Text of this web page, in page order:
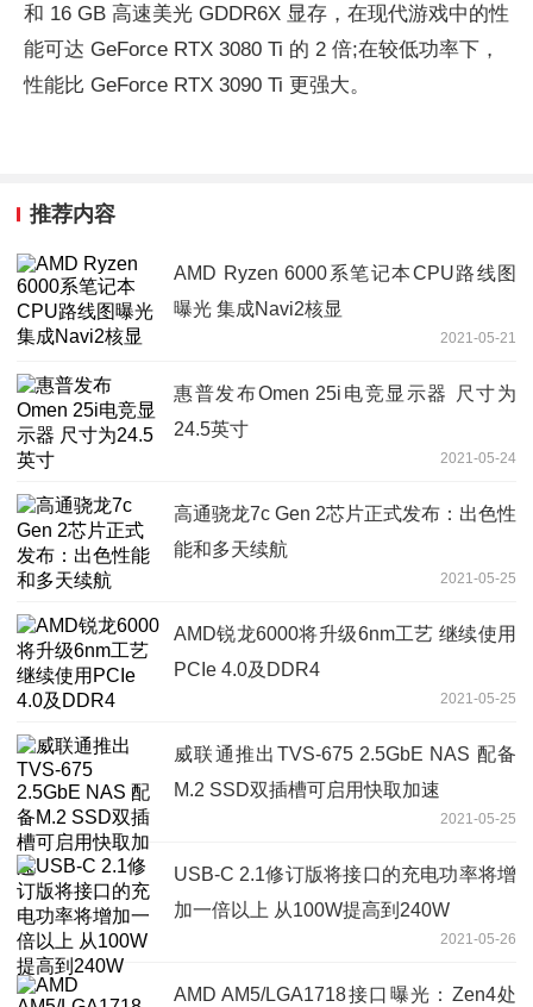
和 16 GB 高速美光 GDDR6X 显存，在现代游戏中的性
能可达 GeForce RTX 3080 Ti 的 2 倍;在较低功率下，
性能比 GeForce RTX 3090 Ti 更强大。
推荐内容
AMD Ryzen 6000系笔记本CPU路线图
曝光 集成Navi2核显
2021-05-21
惠普发布Omen 25i电竞显示器 尺寸为
24.5英寸
2021-05-24
高通骁龙7c Gen 2芯片正式发布：出色性
能和多天续航
2021-05-25
AMD锐龙6000将升级6nm工艺 继续使用
PCIe 4.0及DDR4
2021-05-25
威联通推出TVS-675 2.5GbE NAS 配备
M.2 SSD双插槽可启用快取加速
2021-05-25
USB-C 2.1修订版将接口的充电功率将增
加一倍以上 从100W提高到240W
2021-05-26
AMD AM5/LGA1718接口曝光：Zen4处